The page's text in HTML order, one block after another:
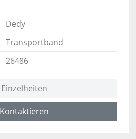
Dedy
Transportband
26486
Einzelheiten
Kontaktieren